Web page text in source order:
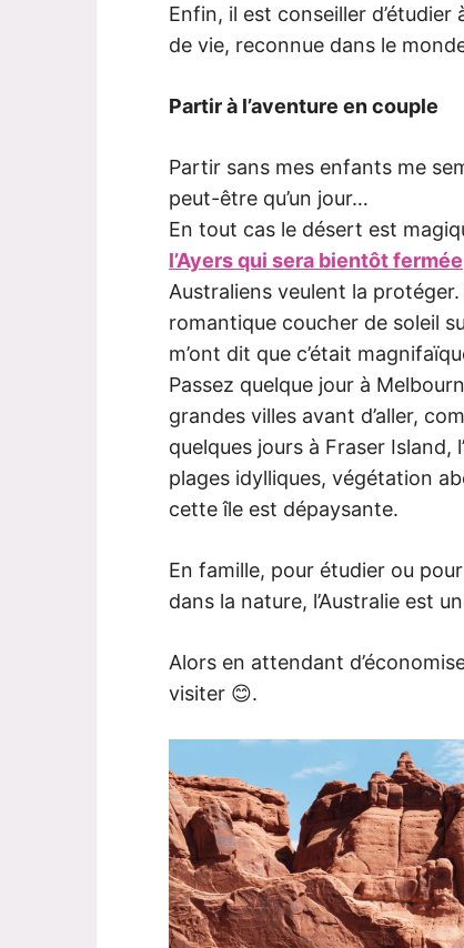
Enfin, il est conseiller
de vie, reconnue dans le
Partir à l’aventure en couple
Partir sans mes enfants me
peut-être qu’un jour…
En tout cas le désert est
l’Ayers qui sera bientôt fermée
Australiens veulent la
romantique coucher de soleil
m’ont dit que c’était
Passez quelque jour à
grandes villes avant d’aller,
quelques jours à Fraser Island,
plages idylliques, végétation
cette île est dépaysante.
En famille, pour étudier ou
dans la nature, l’Australie est
Alors en attendant
visiter 😊.